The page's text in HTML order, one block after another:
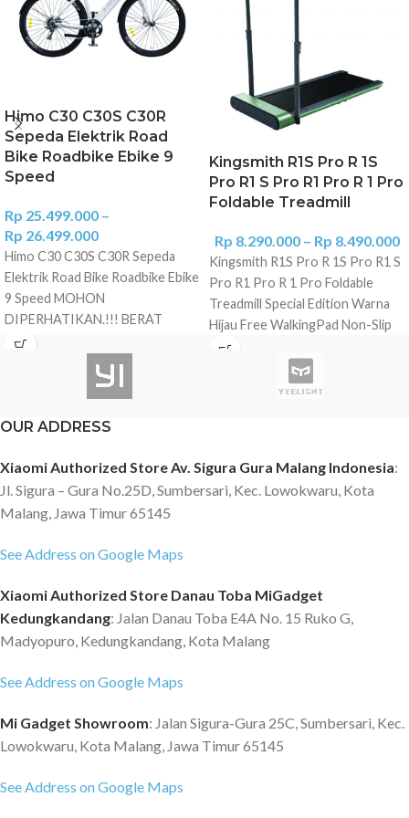
Himo C30 C30S C30R
Sepeda Elektrik Road
Bike Roadbike Ebike 9
Speed
Rp 25.499.000 –
Rp 26.499.000
Himo C30 C30S C30R Sepeda
Elektrik Road Bike Roadbike Ebike
9 Speed MOHON
DIPERHATIKAN.!!! BERAT
BARANG: 100 KG (kena volume)
Jika ingin ongkir lebih murah /
gosend / grab silakan hubungi
kami Kami akan set ongkir jadi 1kg
KAMI AKAN MENGIRIMKAN
Transaksi. Pengiriman barang
menggunakan ekspedisi
SENTRAL CARGO Ongkir
Jika ongkir tidak bisa bayar tujuan,
nya. CEK ONGKIR di WEBSITE:
sentralcargo.co.id/ongkir Feature
Torque system with long range
frame Samsung electric core
TEKTRO brake system
Specification Brand: HIMO
Grey Front and Rear Wheel
Kingsmith R1S Pro R 1S
Pro R1 S Pro R1 Pro R 1 Pro
Foldable Treadmill
Rp 8.290.000 – Rp 8.490.000
Kingsmith R1S Pro R 1S Pro R1 S
Pro R1 Pro R 1 Pro Foldable
Treadmill Special Edition Warna
Hijau Free WalkingPad Non-Slip
Mat Perbedaan dengan R1 Pro,
kalau Kingsmith R1 S mempunyai
Speed Range 0,5-12 km/jam.
DIPERHATIKAN.!!! Kami set
berat barang 1kg Area Malang
pilih sembarang ekspedisi, barang
kami kirim menggunakan ekspedisi
SENTRAL CARGO karena dengan
bayar tujuan, pembeli harus
transfer ongkir nya CEK ONGKIR
OUR ADDRESS
Xiaomi Authorized Store Av. Sigura Gura Malang Indonesia:
Jl. Sigura – Gura No.25D, Sumbersari, Kec. Lowokwaru, Kota
Malang, Jawa Timur 65145
See Address on Google Maps
Xiaomi Authorized Store Danau Toba MiGadget
Kedungkandang: Jalan Danau Toba E4A No. 15 Ruko G,
Madyopuro, Kedungkandang, Kota Malang
See Address on Google Maps
Mi Gadget Showroom: Jalan Sigura-Gura 25C, Sumbersari, Kec.
Lowokwaru, Kota Malang, Jawa Timur 65145
See Address on Google Maps